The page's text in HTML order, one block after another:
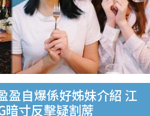
盈自爆係好姊妹介紹 江
暗寸反擊疑割蓆